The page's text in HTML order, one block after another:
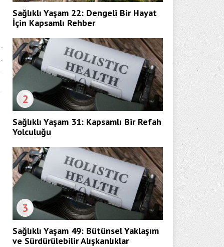
Sağlıklı Yaşam 22: Dengeli Bir Hayat
İçin Kapsamlı Rehber
2
Sağlıklı Yaşam 31: Kapsamlı Bir Refah
Yolculuğu
3
Sağlıklı Yaşam 49: Bütünsel Yaklaşım
ve Sürdürülebilir Alışkanlıklar